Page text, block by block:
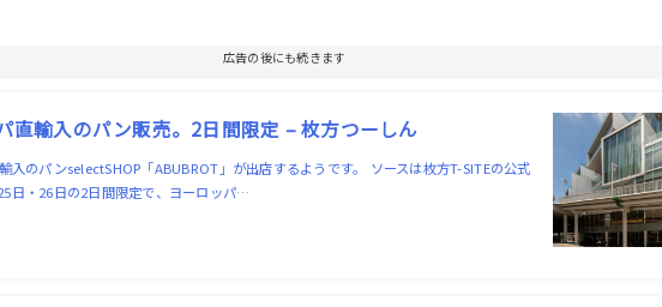
広告の後にも続きます
直輸入のパン販売。2日間限定 – 枚方つーしん
入のパンselectSHOP「ABUBROT」が出店するようです。 ソースは枚方T-SITEの公式
日・26日の2日間限定で、ヨーロッパ…